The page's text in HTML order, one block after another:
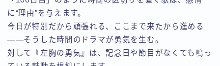
に“理由”を与えます。
今日が特別だから頑張れる、ここまで来たから進める
——そうした時間のドラマが勇気を生む。
対して『左胸の勇気』は、記念日や節目がなくても鳴っ